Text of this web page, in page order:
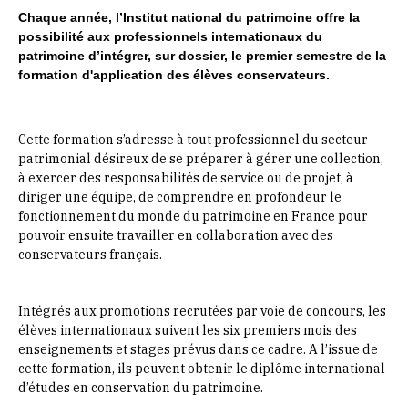
Chaque année, l’Institut national du patrimoine offre la
possibilité aux professionnels internationaux du
patrimoine d’intégrer, sur dossier, le premier semestre de la
formation d'application des élèves conservateurs.
Cette formation s’adresse à tout professionnel du secteur
patrimonial désireux de se préparer à gérer une collection,
à exercer des responsabilités de service ou de projet, à
diriger une équipe, de comprendre en profondeur le
fonctionnement du monde du patrimoine en France pour
pouvoir ensuite travailler en collaboration avec des
conservateurs français.
Intégrés aux promotions recrutées par voie de concours, les
élèves internationaux suivent les six premiers mois des
enseignements et stages prévus dans ce cadre. A l’issue de
cette formation, ils peuvent obtenir le diplôme international
d’études en conservation du patrimoine.